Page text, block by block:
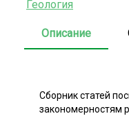
Геология
Описание
Сборник статей
закономерностям